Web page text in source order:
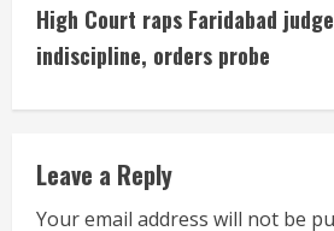
High Court raps Faridabad
indiscipline, orders probe
Leave a Reply
Your email address will not be